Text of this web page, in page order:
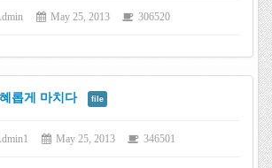
May 25, 2013 306520
롭게 마치다 file
May 25, 2013 346501